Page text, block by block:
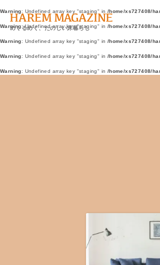
Warning: Undefined array key "staging" in /home/xs727408/
Warning: Undefined array key "staging" in /home/xs727408/
Warning: Undefined array key "staging" in /home/xs727408/
Warning: Undefined array key "staging" in /home/xs727408/
Warning: Undefined array key "staging" in /home/xs727408/
めくるめく、たのしい床暮らし